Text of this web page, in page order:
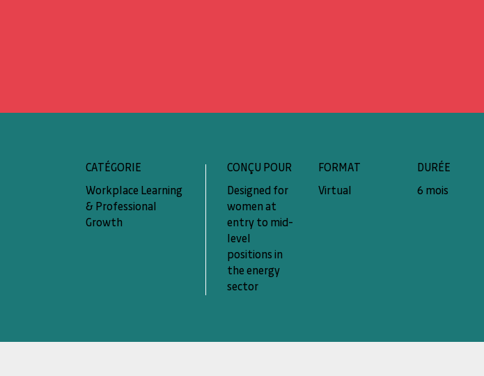
CATÉGORIE
Workplace Learning
& Professional
Growth
CONÇU POUR
Designed for
women at
entry to mid-
level
positions in
the energy
sector
FORMAT
Virtual
DURÉE
6 mois